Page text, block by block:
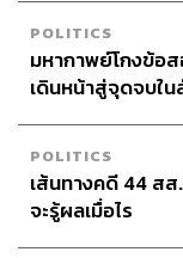
POLITICS
มหากาพย์โกงข้อ
เดินหน้าสู่จุดจบใ
POLITICS
เส้นทางคดี 44 ส
จะรู้ผลเมื่อไร